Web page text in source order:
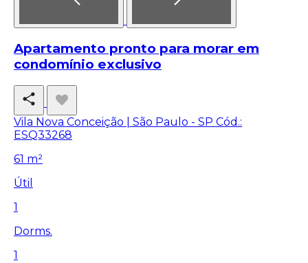
Apartamento pronto para morar em
condomínio exclusivo
Vila Nova Conceição | São Paulo - SP Cód.:
ESQ33268
61 m²
Útil
1
Dorms.
1